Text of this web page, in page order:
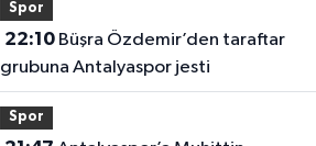
Spor
22:10Büşra Özdemir’den taraftar
grubuna Antalyaspor jesti
Spor